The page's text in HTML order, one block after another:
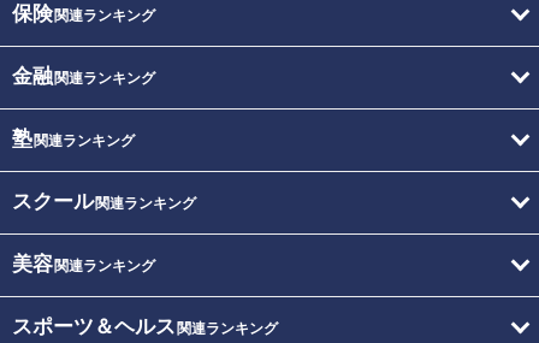
保険関連ランキング
金融関連ランキング
塾関連ランキング
スクール関連ランキング
美容関連ランキング
スポーツ＆ヘルス 関連ランキング